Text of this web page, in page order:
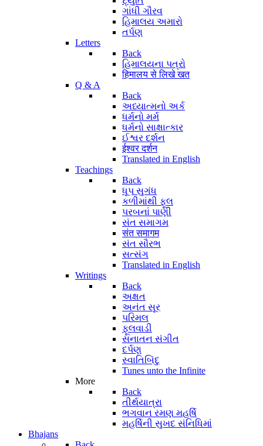
ગાંધી ગૌરવ
હિમાલય અમારો
તર્પણ
Letters
Back
હિમાલયના પત્રો
हिमालय से लिखे खत
Q & A
Back
અધ્યાત્મનો અર્ક
ધર્મનો મર્મ
ધર્મનો સાક્ષાત્કાર
ઈશ્વર દર્શન
ईश्वर दर्शन
Translated in English
Teachings
Back
ધૂપ સુગંધ
કળીમાંથી ફૂલ
પરબનાં પાણી
સંત સમાગમ
संत समागम
સંત સૌરભ
સત્સંગ
Translated in English
Writings
Back
અક્ષત
અનંત સૂર
પરિમલ
ફૂલવાડી
સનાતન સંગીત
દર્પણ
સ્વાતિબિંદુ
Tunes unto the Infinite
More
Back
તીર્થયાત્રા
ભગવાન રમણ મહર્ષિ
મહર્ષિની સુખદ સંનિધિમાં
Bhajans